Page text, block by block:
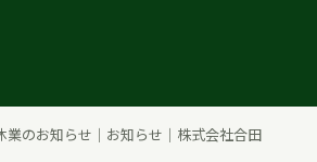
業のお知らせ｜お知らせ｜株式会社合田